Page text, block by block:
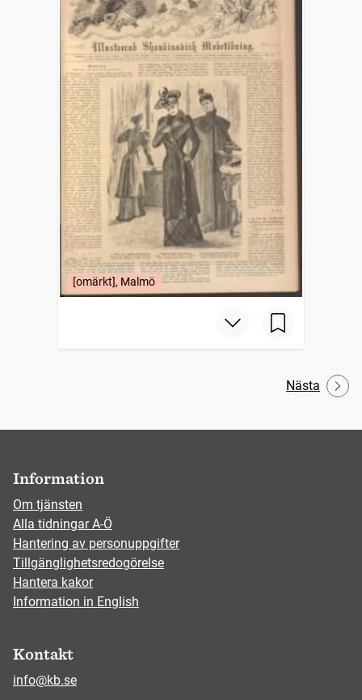
[omärkt], Malmö
Nästa
Information
Om tjänsten
Alla tidningar A-Ö
Hantering av personuppgifter
Tillgänglighetsredogörelse
Hantera kakor
Information in English
Kontakt
info@kb.se